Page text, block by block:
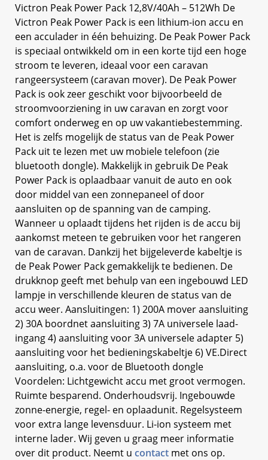
Victron Peak Power Pack 12,8V/40Ah – 512Wh De
Victron Peak Power Pack is een lithium-ion accu en
een acculader in één behuizing. De Peak Power Pack
is speciaal ontwikkeld om in een korte tijd een hoge
stroom te leveren, ideaal voor een caravan
rangeersysteem (caravan mover). De Peak Power
Pack is ook zeer geschikt voor bijvoorbeeld de
stroomvoorziening in uw caravan en zorgt voor
comfort onderweg en op uw vakantiebestemming.
Het is zelfs mogelijk de status van de Peak Power
Pack uit te lezen met uw mobiele telefoon (zie
bluetooth dongle). Makkelijk in gebruik De Peak
Power Pack is oplaadbaar vanuit de auto en ook
door middel van een zonnepaneel of door
aansluiten op de spanning van de camping.
Wanneer u oplaadt tijdens het rijden is de accu bij
aankomst meteen te gebruiken voor het rangeren
van de caravan. Dankzij het bijgeleverde kabeltje is
de Peak Power Pack gemakkelijk te bedienen. De
drukknop geeft met behulp van een ingebouwd LED
lampje in verschillende kleuren de status van de
accu weer. Aansluitingen: 1) 200A mover aansluiting
2) 30A boordnet aansluiting 3) 7A universele laad-
ingang 4) aansluiting voor 3A universele adapter 5)
aansluiting voor het bedieningskabeltje 6) VE.Direct
aansluiting, o.a. voor de Bluetooth dongle
Voordelen: Lichtgewicht accu met groot vermogen.
Ruimte besparend. Onderhoudsvrij. Ingebouwde
zonne-energie, regel- en oplaadunit. Regelsysteem
voor extra lange levensduur. Li-ion systeem met
interne lader. Wij geven u graag meer informatie
over dit product. Neemt u contact met ons op.